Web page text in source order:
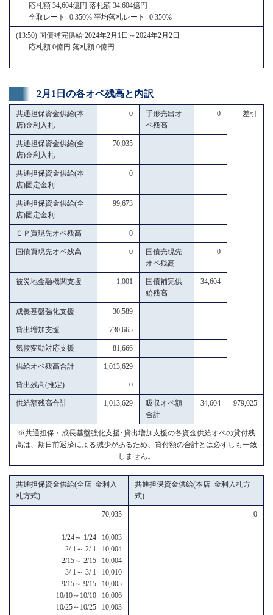
応札額 34,604億円 落札額 34,604億円
全取レート -0.350% 平均落札レート -0.350%
(13:50) 国債補完供給 2024年2月1日～2024年2月2日
応札額 0億円 落札額 0億円
2月1日の各オペ残高と内訳
共通担保資金供給(本
店)金利入札
0
手形売出オ
ペ残高
0 差引
共通担保資金供給(全
店)金利入札
70,035
共通担保資金供給(本
店)固定金利
0
共通担保資金供給(全
店)固定金利
99,673
ＣＰ買現先オペ残高 0
国債買現先オペ残高 0
国債売現先
オペ残高
0
被災地金融機関支援 1,001
国債補完供
給残高
34,604
成長基盤強化支援 30,589
貸出増加支援 730,665
気候変動対応支援 81,666
供給オペ残高合計 1,013,629
貸出残高(推定) 0
供給額残高合計 1,013,629
吸収オペ額
合計
34,604 979,025
※共通担保・成長基盤強化支援･貸出増加支援の各資金供給オペの貸付残
高は、期日前返済による減少があるため、貸付額の合計とは必ずしも一致
しません。
共通担保資金供給(全店･金利入
札方式)
共通担保資金供給(本店･金利入札方
式)
70,035
1/24～ 1/24 10,003
2/ 1～ 2/ 1 10,004
2/15～ 2/15 10,004
3/ 1～ 3/ 1 10,010
9/15～ 9/15 10,005
10/10～10/10 10,006
10/25～10/25 10,003
0